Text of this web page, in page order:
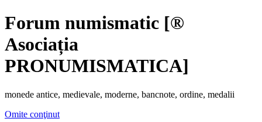
Forum numismatic [®
Asociația
PRONUMISMATICA]
monede antice, medievale, moderne, bancnote, ordine, medalii
Omite conţinut